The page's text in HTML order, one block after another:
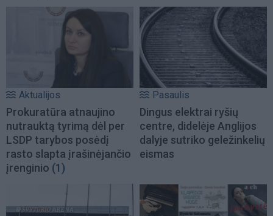
Aktualijos
Prokuratūra atnaujino
nutrauktą tyrimą dėl per
LSDP tarybos posėdį
rasto slapta įrašinėjančio
įrenginio (1)
Pasaulis
Dingus elektrai ryšių
centre, didelėje Anglijos
dalyje sutriko geležinkelių
eismas